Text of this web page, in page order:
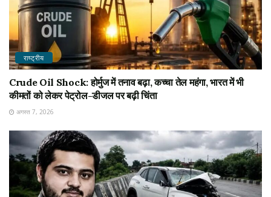
राष्ट्रीय
Crude Oil Shock: होर्मुज में तनाव बढ़ा, कच्चा तेल महंगा, भारत में भी
कीमतों को लेकर पेट्रोल-डीजल पर बढ़ी चिंता
अगस्त 7, 2026